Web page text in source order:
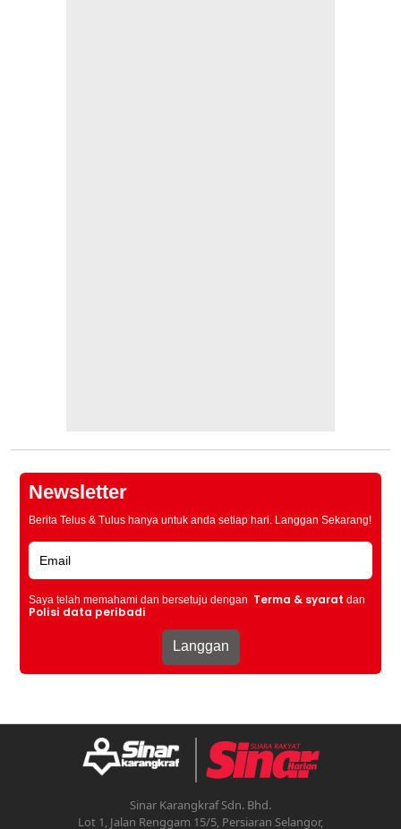
Newsletter
Berita Telus & Tulus hanya untuk anda setiap hari. Langgan Sekarang!
Saya telah memahami dan bersetuju dengan Terma & syarat dan
Polisi data peribadi
Sinar Karangkraf Sdn. Bhd.
Lot 1, Jalan Renggam 15/5, Persiaran Selangor,